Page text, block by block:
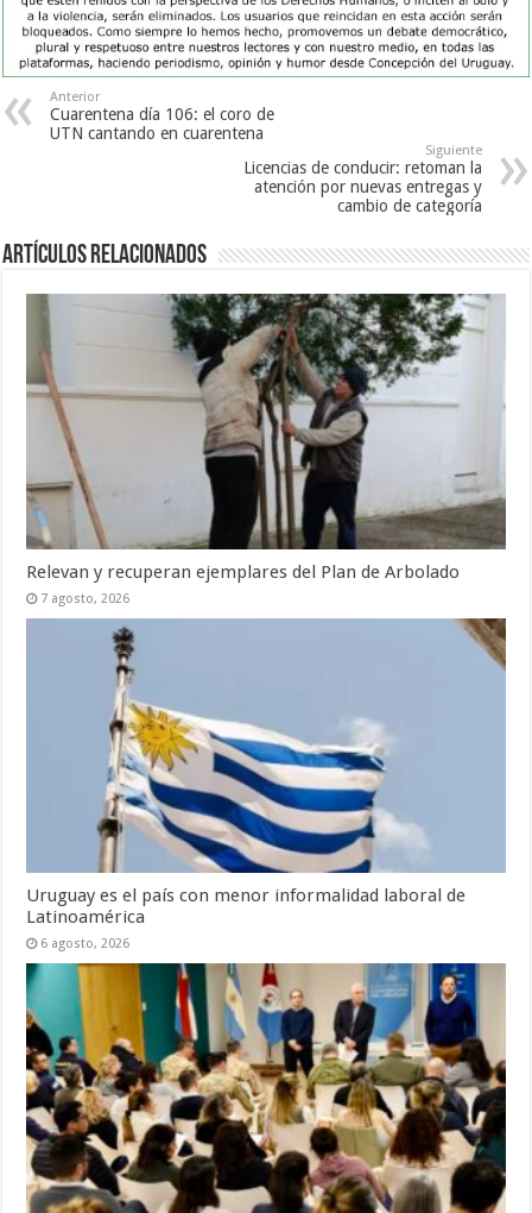
Anterior
Cuarentena día 106: el coro de
UTN cantando en cuarentena
Siguiente
Licencias de conducir: retoman la
atención por nuevas entregas y
cambio de categoría
Artículos Relacionados
Relevan y recuperan ejemplares del Plan de Arbolado
7 agosto, 2026
Uruguay es el país con menor informalidad laboral de
Latinoamérica
6 agosto, 2026